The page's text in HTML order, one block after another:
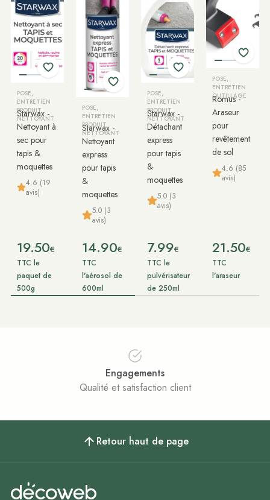
POSE,
ENTRETIEN
PRODUIT
NETTOYANT
Starwax -
Nettoyant à
sec pour
tapis &
moquettes
4.6 (19
avis)
19.50€
TTC le
paquet de
500g
POSE,
ENTRETIEN
PRODUIT
NETTOYANT
Starwax -
Nettoyant
express
pour tapis
&
moquettes
5.0 (3
avis)
14.90€
TTC
l'aérosol de
600ml
POSE,
ENTRETIEN
PRODUIT
NETTOYANT
Starwax -
Détachant
express
pour tapis
&
moquettes
5.0 (3
avis)
7.99€
TTC le
pulvérisateur
de 250ml
POSE,
ENTRETIEN
OUTILLAGE
Romus -
Araseur
pour
revêtement
de sol
4.6 (85
avis)
21.50€
TTC
l'araseur
Engagements
Qualité et satisfaction client
Retour haut de page